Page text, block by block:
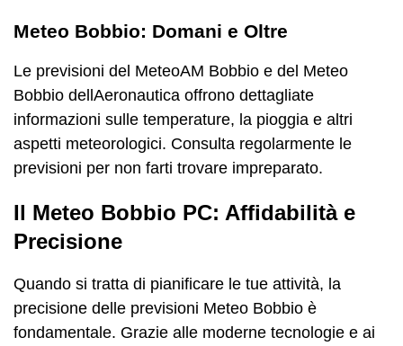
Meteo Bobbio: Domani e Oltre
Le previsioni del MeteoAM Bobbio e del Meteo
Bobbio dellAeronautica offrono dettagliate
informazioni sulle temperature, la pioggia e altri
aspetti meteorologici. Consulta regolarmente le
previsioni per non farti trovare impreparato.
Il Meteo Bobbio PC: Affidabilità e
Precisione
Quando si tratta di pianificare le tue attività, la
precisione delle previsioni Meteo Bobbio è
fondamentale. Grazie alle moderne tecnologie e ai